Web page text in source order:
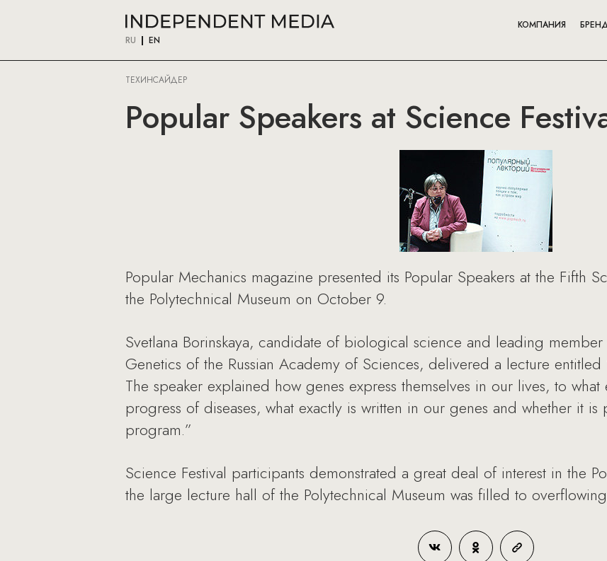
RU EN
КОМПАНИЯ
ТЕХИНСАЙДЕР
Popular Speakers at Science
Popular Mechanics magazine presented its Popular Speakers at the Fifth
the Polytechnical Museum on October 9.
Svetlana Borinskaya, candidate of biological science and leading
Genetics of the Russian Academy of Sciences, delivered a lecture entitled
The speaker explained how genes express themselves in our lives, to
progress of diseases, what exactly is written in our genes and whether it
program.”
Science Festival participants demonstrated a great deal of interest in the
the large lecture hall of the Polytechnical Museum was filled to